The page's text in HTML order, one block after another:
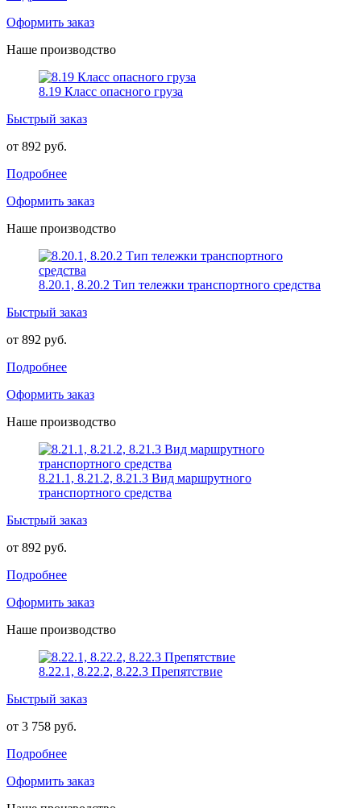
Оформить заказ
Наше производство
8.19 Класс опасного груза
Быстрый заказ
от 892 руб.
Подробнее
Оформить заказ
Наше производство
8.20.1, 8.20.2 Тип тележки транспортного средства
Быстрый заказ
от 892 руб.
Подробнее
Оформить заказ
Наше производство
8.21.1, 8.21.2, 8.21.3 Вид маршрутного
транспортного средства
Быстрый заказ
от 892 руб.
Подробнее
Оформить заказ
Наше производство
8.22.1, 8.22.2, 8.22.3 Препятствие
Быстрый заказ
от 3 758 руб.
Подробнее
Оформить заказ